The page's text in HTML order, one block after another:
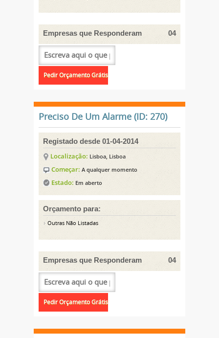
Empresas que Responderam 04
Preciso De Um Alarme (ID: 270)
Registado desde 01-04-2014
Localização: Lisboa, Lisboa
Começar: A qualquer momento
Estado: Em aberto
Orçamento para:
Outras Não Listadas
Empresas que Responderam 04